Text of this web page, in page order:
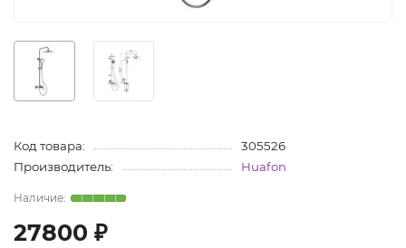
Код товара:
305526
Производитель:
Huafon
27800 ₽